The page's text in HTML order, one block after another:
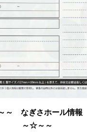
～ なぎさホール情
～☆～～